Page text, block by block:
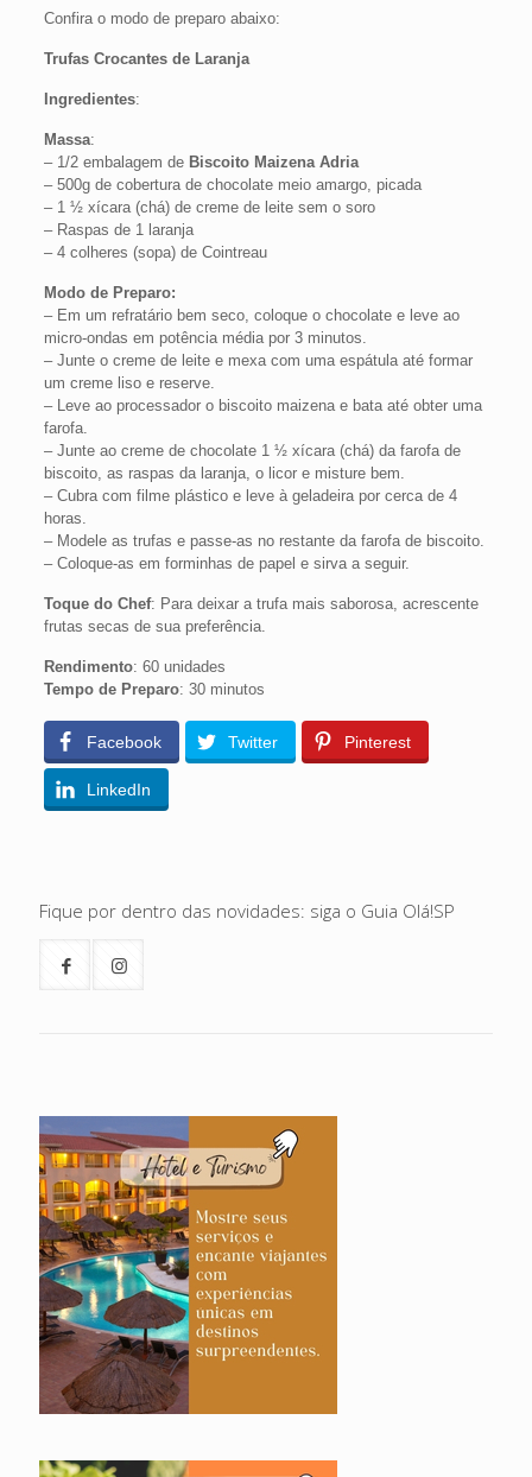
Confira o modo de preparo abaixo:
Trufas Crocantes de Laranja
Ingredientes:
Massa:
– 1/2 embalagem de Biscoito Maizena Adria
– 500g de cobertura de chocolate meio amargo, picada
– 1 ½ xícara (chá) de creme de leite sem o soro
– Raspas de 1 laranja
– 4 colheres (sopa) de Cointreau
Modo de Preparo:
– Em um refratário bem seco, coloque o chocolate e leve ao
micro-ondas em potência média por 3 minutos.
– Junte o creme de leite e mexa com uma espátula até formar
um creme liso e reserve.
– Leve ao processador o biscoito maizena e bata até obter uma
farofa.
– Junte ao creme de chocolate 1 ½ xícara (chá) da farofa de
biscoito, as raspas da laranja, o licor e misture bem.
– Cubra com filme plástico e leve à geladeira por cerca de 4
horas.
– Modele as trufas e passe-as no restante da farofa de biscoito.
– Coloque-as em forminhas de papel e sirva a seguir.
Toque do Chef: Para deixar a trufa mais saborosa, acrescente
frutas secas de sua preferência.
Rendimento: 60 unidades
Tempo de Preparo: 30 minutos
Facebook Twitter Pinterest
LinkedIn
Fique por dentro das novidades: siga o Guia Olá!SP